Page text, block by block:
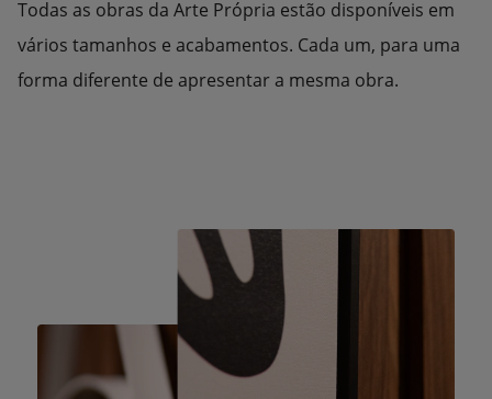
Todas as obras da Arte Própria estão disponíveis em
vários tamanhos e acabamentos. Cada um, para uma
forma diferente de apresentar a mesma obra.